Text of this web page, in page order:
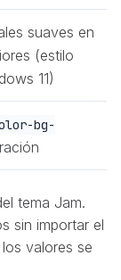
suaves en
(estilo
11)
bg-
tema Jam.
sin importar el
valores se